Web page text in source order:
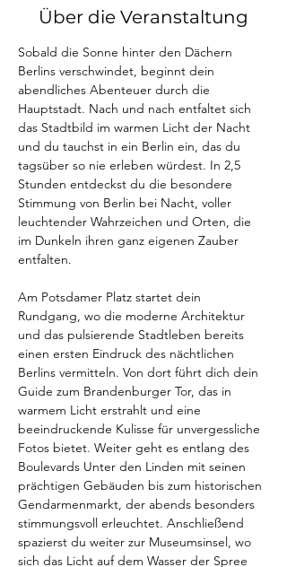
Über die Veranstaltung
Sobald die Sonne hinter den Dächern
Berlins verschwindet, beginnt dein
abendliches Abenteuer durch die
Hauptstadt. Nach und nach entfaltet sich
das Stadtbild im warmen Licht der Nacht
und du tauchst in ein Berlin ein, das du
tagsüber so nie erleben würdest. In 2,5
Stunden entdeckst du die besondere
Stimmung von Berlin bei Nacht, voller
leuchtender Wahrzeichen und Orten, die
im Dunkeln ihren ganz eigenen Zauber
entfalten.
Am Potsdamer Platz startet dein
Rundgang, wo die moderne Architektur
und das pulsierende Stadtleben bereits
einen ersten Eindruck des nächtlichen
Berlins vermitteln. Von dort führt dich dein
Guide zum Brandenburger Tor, das in
warmem Licht erstrahlt und eine
beeindruckende Kulisse für unvergessliche
Fotos bietet. Weiter geht es entlang des
Boulevards Unter den Linden mit seinen
prächtigen Gebäuden bis zum historischen
Gendarmenmarkt, der abends besonders
stimmungsvoll erleuchtet. Anschließend
spazierst du weiter zur Museumsinsel, wo
sich das Licht auf dem Wasser der Spree